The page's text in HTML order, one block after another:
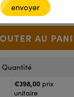
Use the plus and
+
Quantité
€398,00 prix
unitaire
envoyer